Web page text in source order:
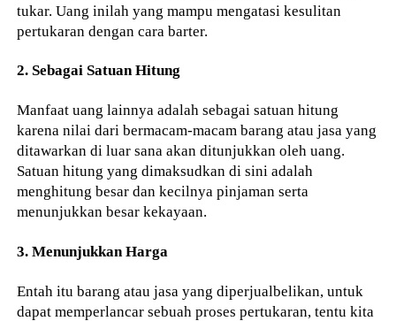
tukar. Uang inilah yang mampu mengatasi kesulitan
pertukaran dengan cara barter.
2. Sebagai Satuan Hitung
Manfaat uang lainnya adalah sebagai satuan hitung
karena nilai dari bermacam-macam barang atau jasa yang
ditawarkan di luar sana akan ditunjukkan oleh uang.
Satuan hitung yang dimaksudkan di sini adalah
menghitung besar dan kecilnya pinjaman serta
menunjukkan besar kekayaan.
3. Menunjukkan Harga
Entah itu barang atau jasa yang diperjualbelikan, untuk
dapat memperlancar sebuah proses pertukaran, tentu kita